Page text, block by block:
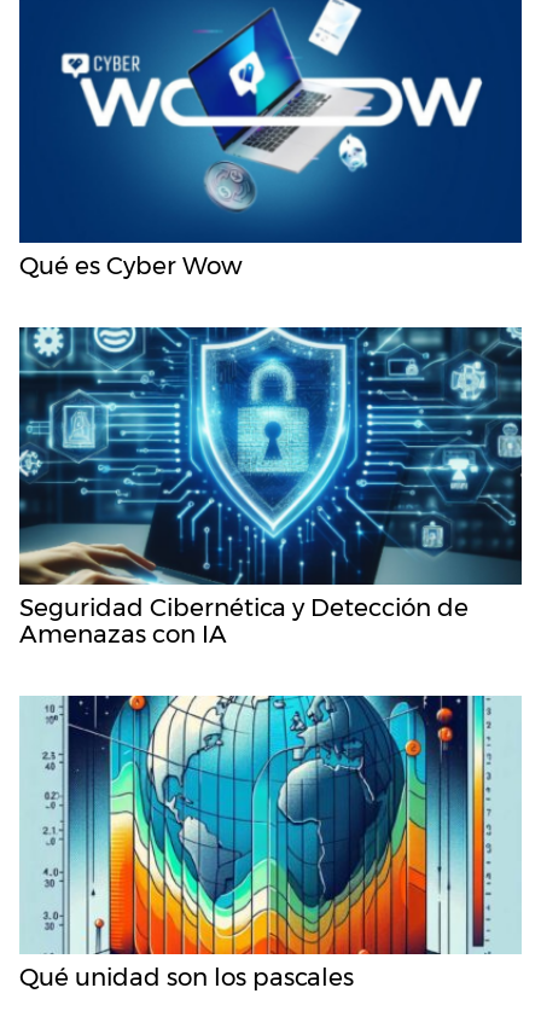
Qué es Cyber Wow
Seguridad Cibernética y Detección de
Amenazas con IA
Qué unidad son los pascales